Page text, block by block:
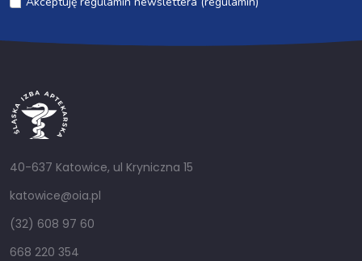
40-637 Katowice, ul Kryniczna 15
katowice@oia.pl
(32) 608 97 60
668 220 354